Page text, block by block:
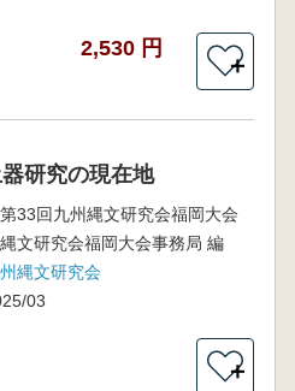
2,530 円
＋
研究の現在地
第33回九州縄文研究会福岡大会
文研究会福岡大会事務局 編
縄文研究会
03
＋